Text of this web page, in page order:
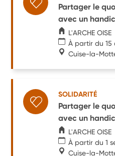
Partager le
avec un
L'ARCHE OISE
À partir du 15
Cuise-la-
SOLIDARITÉ
Partager le
avec un
L'ARCHE OISE
À partir du 1
Cuise-la-